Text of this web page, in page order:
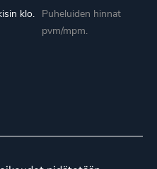
klo. Puheluiden hinnat
pvm/mpm.